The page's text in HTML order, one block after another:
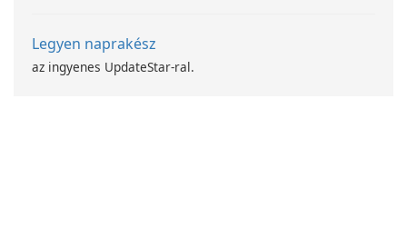
Legyen naprakész
az ingyenes UpdateStar-ral.